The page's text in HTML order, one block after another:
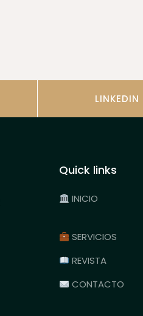
LINKEDIN
Quick links
INICIO
SERVICIOS
REVISTA
CONTACTO